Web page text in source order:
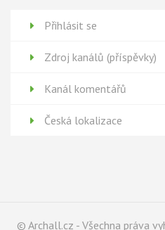
Přihlásit se
Zdroj kanálů (příspěvky)
Kanál komentářů
Česká lokalizace
© Archall.cz - Všechna práva